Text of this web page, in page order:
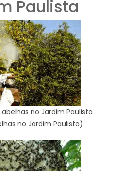
Paulista
no Jardim Paulista
no Jardim Paulista)